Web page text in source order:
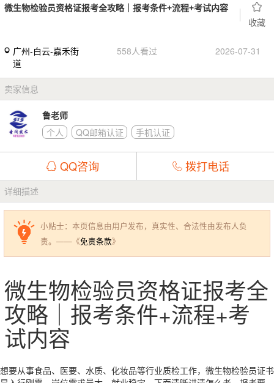
微生物检验员资格证报考全攻略｜报考条件+流程+考试内容
收藏
广州-白云-嘉禾街
道
558人看过 2026-07-31
卖家信息
鲁老师
个人
QQ邮箱认证 手机认证
QQ咨询 拨打电话
详细描述
小贴士：本页信息由用户发布，真实性、合法性由发布人负
责。——《免责条款》
微生物检验员资格证报考全
攻略｜报考条件+流程+考
试内容
想要从事食品、医要、水质、化妆品等行业质检工作， 微生物检验员证书